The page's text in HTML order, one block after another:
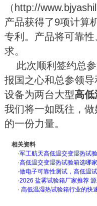
（http://
产品获得了9项计算
专利。产品将可靠
求。
此次顺利签约总参
报国之心和总参领
设备为两台大型高低
我们将一如既往，
的一份力量。
相关资料
·军工航天高低温交变湿热试
·高低温交变湿热试验箱选哪
·做电子可靠性测试，高低温
·2026 盐雾试验箱厂家推荐
· 高低温湿热试验箱行业的快